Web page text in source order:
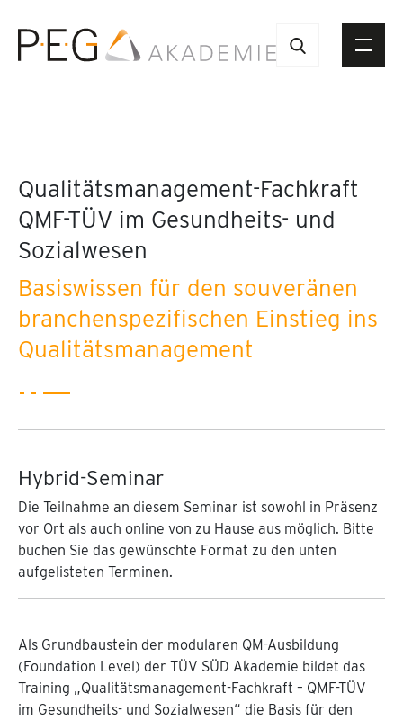
Qualitätsmanagement-Fachkraft
QMF-TÜV im Gesundheits- und
Sozialwesen
Basiswissen für den souveränen
branchenspezifischen Einstieg ins
Qualitätsmanagement
Hybrid-Seminar
Die Teilnahme an diesem Seminar ist sowohl in Präsenz
vor Ort als auch online von zu Hause aus möglich. Bitte
buchen Sie das gewünschte Format zu den unten
aufgelisteten Terminen.
Als Grundbaustein der modularen QM-Ausbildung
(Foundation Level) der TÜV SÜD Akademie bildet das
Training „Qualitätsmanagement-Fachkraft – QMF-TÜV
im Gesundheits- und Sozialwesen“ die Basis für den